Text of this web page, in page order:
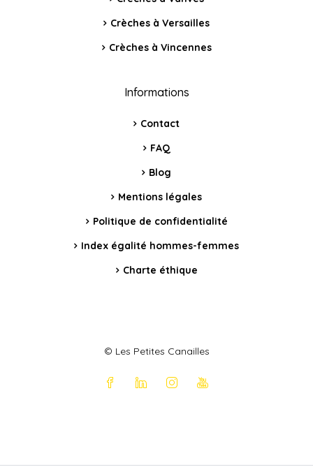
Crèches à Versailles
Crèches à Vincennes
Informations
Contact
FAQ
Blog
Mentions légales
Politique de confidentialité
Index égalité hommes-femmes
Charte éthique
© Les Petites Canailles